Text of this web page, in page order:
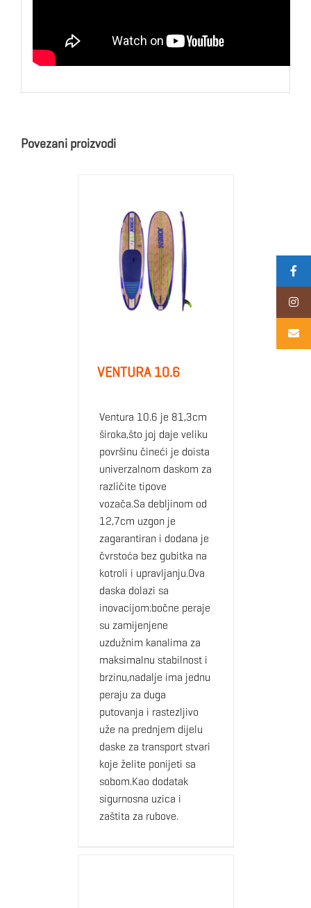
Povezani proizvodi
VENTURA 10.6
Ventura 10.6 je 81,3cm
široka,što joj daje veliku
površinu čineći je doista
univerzalnom daskom za
različite tipove
vozača.Sa debljinom od
12,7cm uzgon je
zagarantiran i dodana je
čvrstoća bez gubitka na
kotroli i upravljanju.Ova
daska dolazi sa
inovacijom:bočne peraje
su zamijenjene
uzdužnim kanalima za
maksimalnu stabilnost i
brzinu,nadalje ima jednu
peraju za duga
putovanja i rastezljivo
uže na prednjem dijelu
daske za transport stvari
koje želite ponijeti sa
sobom.Kao dodatak
sigurnosna uzica i
zaštita za rubove.